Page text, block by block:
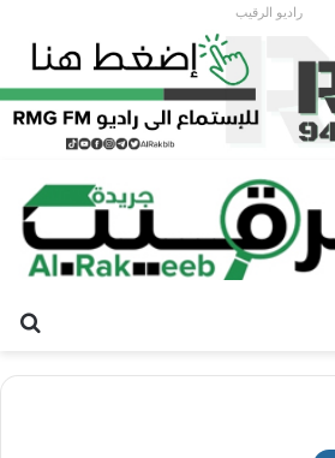
راديو الرقيب